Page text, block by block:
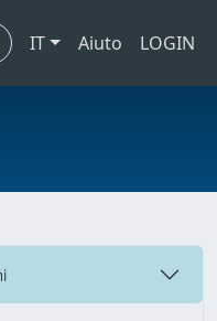
IT Aiuto LOGIN